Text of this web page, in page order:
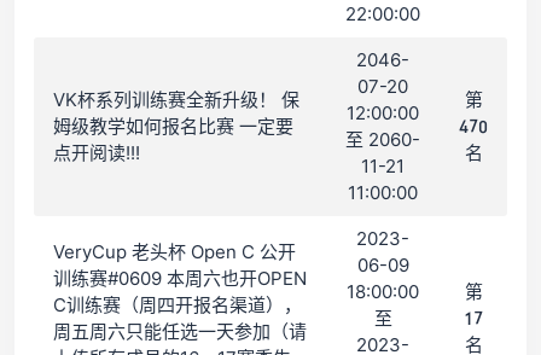
22:00:00
VK杯系列训练赛全新升级！ 保
姆级教学如何报名比赛 一定要
点开阅读!!!
2046-
07-20
12:00:00
至 2060-
11-21
11:00:00
第
470
名
VeryCup 老头杯 Open C 公开
训练赛#0609 本周六也开OPEN
C训练赛（周四开报名渠道），
周五周六只能任选一天参加（请
2023-
06-09
18:00:00
至
2023-
第
17
名